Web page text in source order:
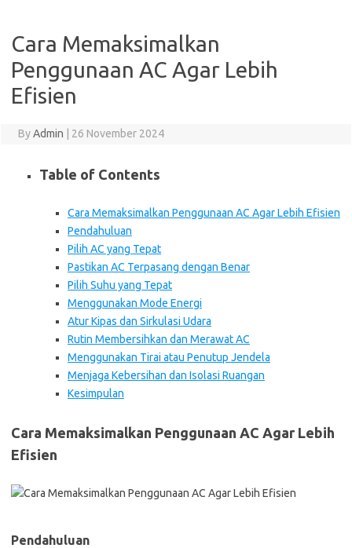
Cara Memaksimalkan
Penggunaan AC Agar Lebih
Efisien
ByAdmin 26 November 2024
Table of Contents
Cara Memaksimalkan Penggunaan AC Agar Lebih Efisien
Pendahuluan
Pilih AC yang Tepat
Pastikan AC Terpasang dengan Benar
Pilih Suhu yang Tepat
Menggunakan Mode Energi
Atur Kipas dan Sirkulasi Udara
Rutin Membersihkan dan Merawat AC
Menggunakan Tirai atau Penutup Jendela
Menjaga Kebersihan dan Isolasi Ruangan
Kesimpulan
Cara Memaksimalkan Penggunaan AC Agar Lebih
Efisien
Pendahuluan